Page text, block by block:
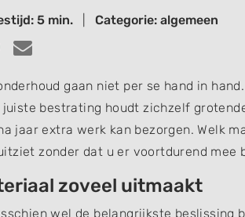
5 min. Categorie: algemeen
Delen
email gaan niet per se hand in
juiste bestrating houdt zichzelf
jaar extra werk kan bezorgen. Welk
zonder dat u er voortdurend mee
zoveel uitmaakt
wel de belangrijkste beslissing